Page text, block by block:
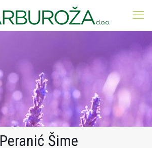
Peranić Šime